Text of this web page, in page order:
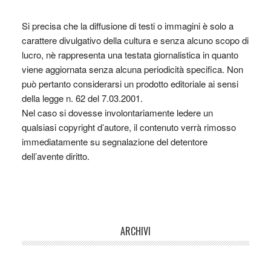
Si precisa che la diffusione di testi o immagini è solo a
carattere divulgativo della cultura e senza alcuno scopo di
lucro, nè rappresenta una testata giornalistica in quanto
viene aggiornata senza alcuna periodicità specifica. Non
può pertanto considerarsi un prodotto editoriale ai sensi
della legge n. 62 del 7.03.2001.
Nel caso si dovesse involontariamente ledere un
qualsiasi copyright d’autore, il contenuto verrà rimosso
immediatamente su segnalazione del detentore
dell’avente diritto.
ARCHIVI